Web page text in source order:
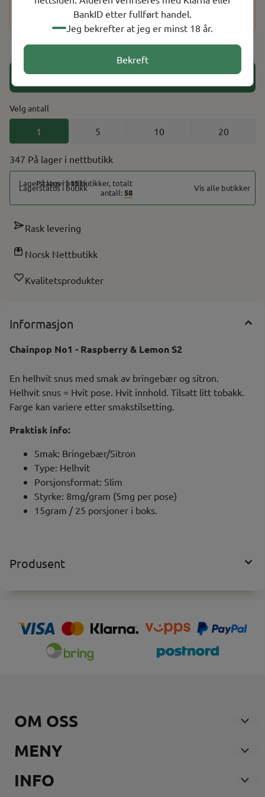
BankID etter fullført handel.
Jeg bekrefter at jeg er minst 18 år.
Bekreft
du har fullført kjøpet, vil du bli bedt om å bekrefte alderen
din ved hjelp av BankID for å fullføre bestillingen.
- +
Legg i handlekurv
Velg antall
1 5 10 20
347 På lager
På lager i11butikker, totalt
antall:58 Vis alle butikker
Rask levering
Norsk Nettbutikk
Kvalitetsprodukter
Informasjon
Chainpop No1 - Raspberry & Lemon S2
En helhvit snus med smak av bringebær og sitron.
Helhvit snus = Hvit pose. Hvit innhold. Tilsatt litt tobakk.
Farge kan variere etter smakstilsetting.
Praktisk info:
Smak: Bringebær/Sitron
Type: Helhvit
Porsjonsformat: Slim
Styrke: 8mg/gram (5mg per pose)
15gram / 25 porsjoner i boks.
Produsent
OM OSS
Nosmoke AS
3170 SEM
MENY
Våre Butikker
INFO